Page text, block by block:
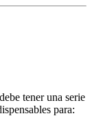
debe tener una serie
para: